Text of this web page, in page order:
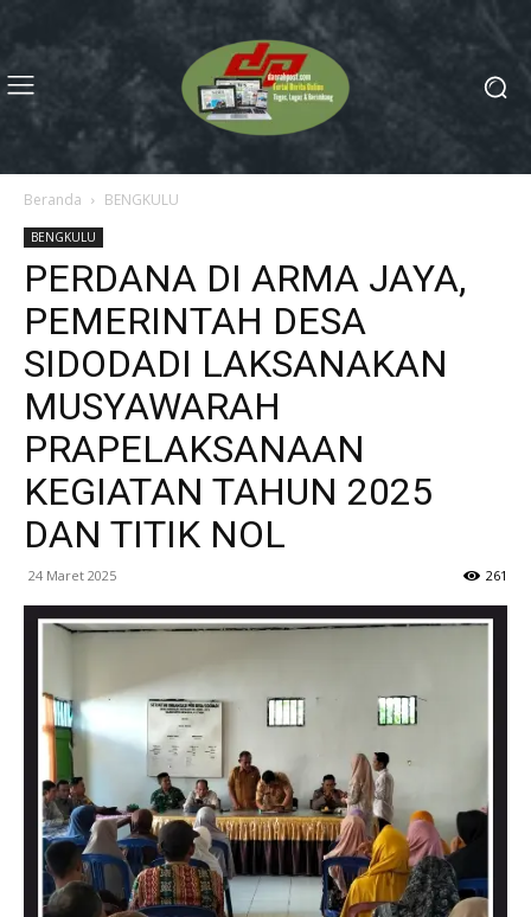
Beranda BENGKULU
BENGKULU
PERDANA DI ARMA JAYA,
PEMERINTAH DESA
SIDODADI LAKSANAKAN
MUSYAWARAH
PRAPELAKSANAAN
KEGIATAN TAHUN 2025
DAN TITIK NOL
24 Maret 2025 261